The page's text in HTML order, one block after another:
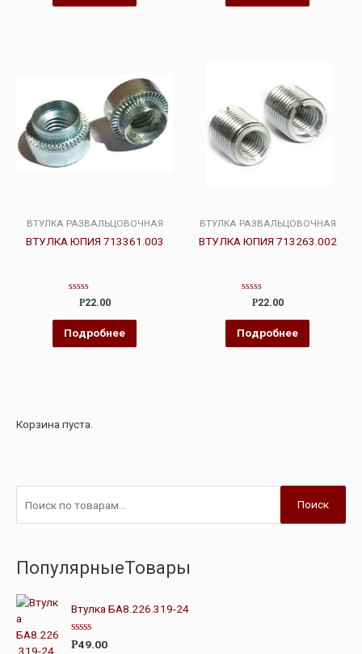
ВТУЛКА РАЗВАЛЬЦОВОЧНАЯ
ВТУЛКА ЮПИЯ 713361.003
Оценка
из
5
Р22.00
Подробнее
ВТУЛКА РАЗВАЛЬЦОВОЧНАЯ
ВТУЛКА ЮПИЯ 713263.002
Оценка
из
5
Р22.00
Подробнее
Корзина пуста.
Поиск
ПопулярныеТовары
Втулка БА8.226.319-24
О
Р49.00